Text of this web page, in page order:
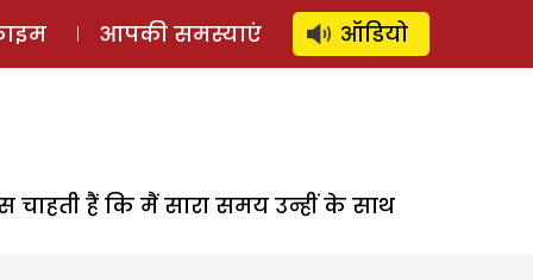
लॉग इन ⚲ SUBSCRIBE
आपकी समस्याएं ऑडियो
हैं कि मैं सारा समय उन्हीं के साथ